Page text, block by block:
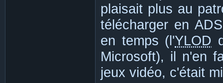
plaisait plus au
télécharger en
en temps (l'YLOD
Microsoft), il n'en
jeux vidéo, c'était